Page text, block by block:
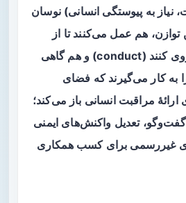
نیاز به پیوستگی انسانی) نوسان
توازن، هم عمل می‌کنند تا از
الزامات سازمانی پیروی کنند (conduct) و هم گاهی
به کار می‌گیرند که فضای
مراقبت انسانی باز می‌کند؛
گفت‌وگو، تعدیل واکنش‌های ایمنی
غیررسمی برای کسب همکاری